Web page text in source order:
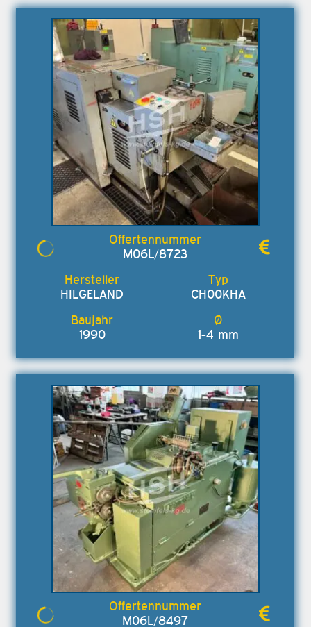
M06L/8723
HILGELAND CH00KHA
1990 1-4 mm
M06L/8497